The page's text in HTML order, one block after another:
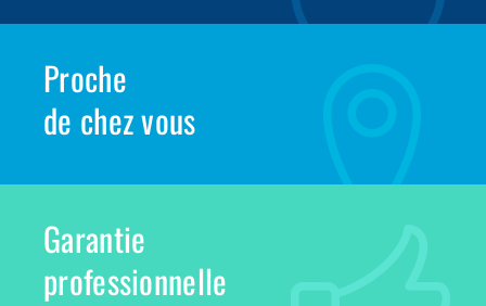
Proche
de chez vous
Garantie
professionnelle